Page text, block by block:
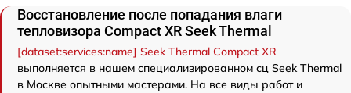
Восстановление после попадания влаги
тепловизора Compact XR Seek Thermal
[dataset:services:name] Seek Thermal Compact XR
выполняется в нашем специализированном сц Seek Thermal
в Москве опытными мастерами. На все виды работ и